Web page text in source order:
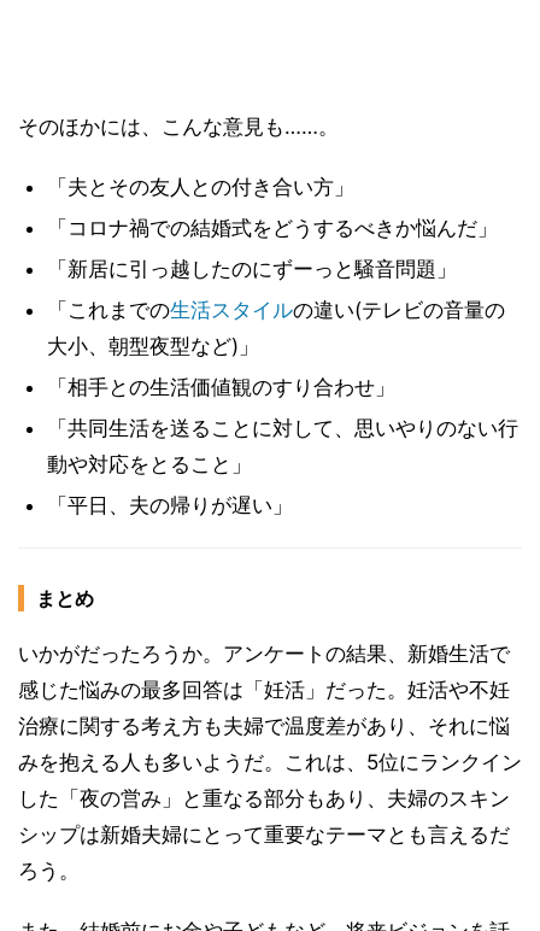
そのほかには、こんな意見も……。
「夫とその友人との付き合い方」
「コロナ禍での結婚式をどうするべきか悩んだ」
「新居に引っ越したのにずーっと騒音問題」
「これまでの生活スタイルの違い(テレビの音量の
大小、朝型夜型など)」
「相手との生活価値観のすり合わせ」
「共同生活を送ることに対して、思いやりのない行
動や対応をとること」
「平日、夫の帰りが遅い」
まとめ
いかがだったろうか。アンケートの結果、新婚生活で
感じた悩みの最多回答は「妊活」だった。妊活や不妊
治療に関する考え方も夫婦で温度差があり、それに悩
みを抱える人も多いようだ。これは、5位にランクイン
した「夜の営み」と重なる部分もあり、夫婦のスキン
シップは新婚夫婦にとって重要なテーマとも言えるだ
ろう。